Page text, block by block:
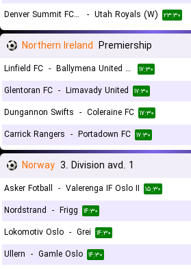
Denver Summit FC (W)
- Utah Royals (W) ۲۳:۳۰
Northern Ireland Premiership
Linfield FC - Ballymena United FC ۱۷:۳۰
Glentoran FC - Limavady United ۱۷:۳۰
Dungannon Swifts - Coleraine FC ۱۷:۳۰
Carrick Rangers - Portadown FC ۱۷:۳۰
Norway 3. Division avd. 1
Asker Fotball - Valerenga IF Oslo II ۱۵:۳۰
Nordstrand - Frigg ۱۴:۳۰
Lokomotiv Oslo - Grei ۱۴:۳۰
Ullern - Gamle Oslo ۱۴:۳۰